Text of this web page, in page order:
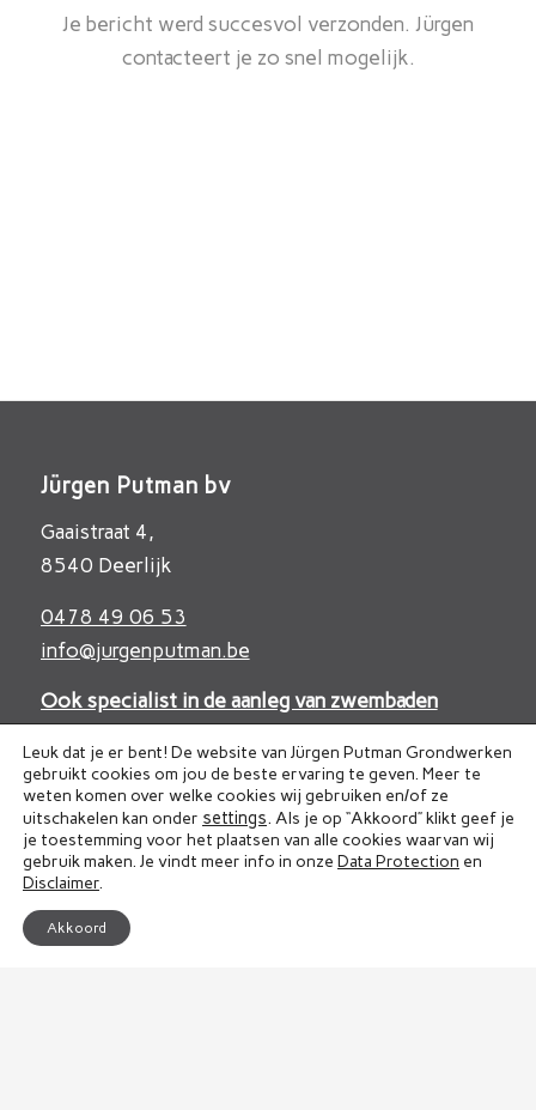
Je bericht werd succesvol verzonden. Jürgen
contacteert je zo snel mogelijk.
Jürgen Putman bv
Gaaistraat 4,
8540 Deerlijk
0478 49 06 53
info@jurgenputman.be
Ook specialist in de aanleg van zwembaden
Vrijblijvende offerte voor jouw
grondwerken en verhardingswerken
Vraag je gratis offerte
Leuk dat je er bent! De website van Jürgen Putman Grondwerken
gebruikt cookies om jou de beste ervaring te geven. Meer te
weten komen over welke cookies wij gebruiken en/of ze
uitschakelen kan onder settings. Als je op “Akkoord” klikt geef je
je toestemming voor het plaatsen van alle cookies waarvan wij
gebruik maken. Je vindt meer info in onze Data Protection en
Disclaimer.
Akkoord